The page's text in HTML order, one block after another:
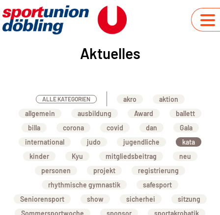
Aktuelles
ALLE KATEGORIEN akro
aktion
allgemein
ausbildung Award
ballett
billa
corona covid dan
Gala
international
judo jugendliche
kata
kinder
Kyu mitgliedsbeitrag
neu
personen
projekt
registrierung
rhythmische gymnastik
safesport
Seniorensport
show sicherhei
sitzung
Sommersportwoche
sponsor
sportakrobatik